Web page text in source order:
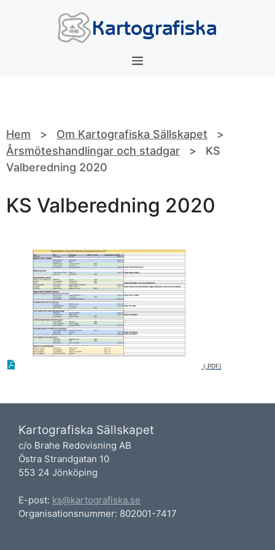
Meny
Hem > Om Kartografiska Sällskapet >
Årsmöteshandlingar och stadgar > KS
Valberedning 2020
KS Valberedning 2020
Kartografiska Sällskapet
c/o Brahe Redovisning AB
Östra Strandgatan 10
553 24 Jönköping
E-post: ks@kartografiska.se
Organisationsnummer: 802001-7417